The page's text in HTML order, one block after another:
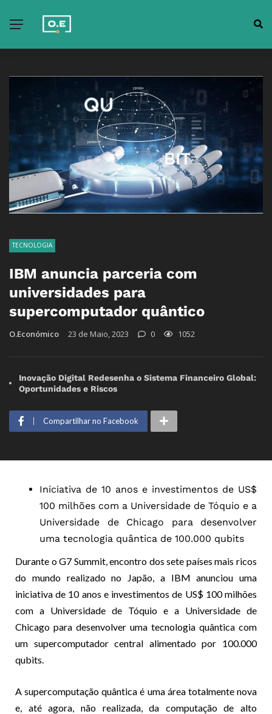
TECNOLOGIA
IBM anuncia parceria com
universidades para
supercomputador quântico
O.Económico 23 de Maio, 2023 0 1052
Inovação Digital Redesenha o Sistema Financeiro Global:
Oportunidades e Riscos
Compartilhar no Facebook
Iniciativa de 10 anos e investimentos de US$
100 milhões com a Universidade de Tóquio e a
Universidade de Chicago para desenvolver
uma tecnologia quântica de 100.000 qubits
Durante o G7 Summit, encontro dos sete países mais ricos
do mundo realizado no Japão, a IBM anunciou uma
iniciativa de 10 anos e investimentos de US$ 100 milhões
com a Universidade de Tóquio e a Universidade de
Chicago para desenvolver uma tecnologia quântica com
um supercomputador central alimentado por 100.000
qubits.
A supercomputação quântica é uma área totalmente nova
e, até agora, não realizada, da computação de alto